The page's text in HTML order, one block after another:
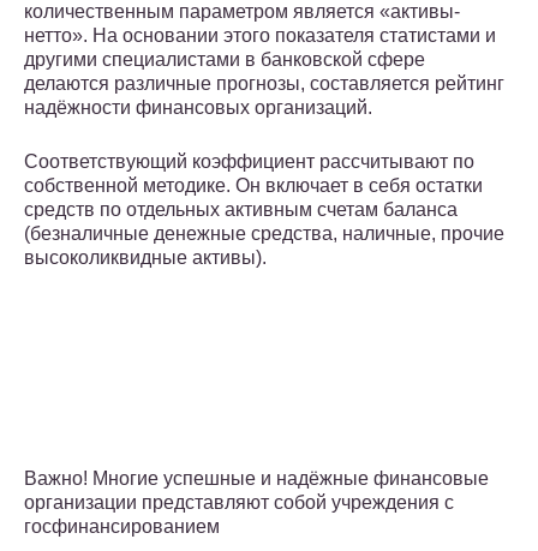
количественным параметром является «активы-
нетто». На основании этого показателя статистами и
другими специалистами в банковской сфере
делаются различные прогнозы, составляется рейтинг
надёжности финансовых организаций.
Соответствующий коэффициент рассчитывают по
собственной методике. Он включает в себя остатки
средств по отдельных активным счетам баланса
(безналичные денежные средства, наличные, прочие
высоколиквидные активы).
Важно! Многие успешные и надёжные финансовые
организации представляют собой учреждения с
госфинансированием